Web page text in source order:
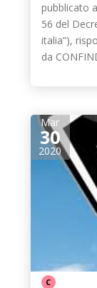
pubblicato
56 del
italia”),
da
Mar
30
2020
C